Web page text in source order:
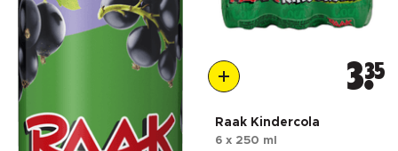
335
Raak Kindercola
6 x 250 ml